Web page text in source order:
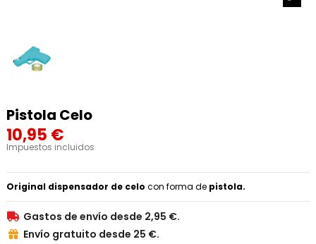
Pistola Celo
10,95 €
Impuestos incluidos
Original dispensador de celo con forma de pistola.
 Gastos de envío desde 2,95 €.
 Envío gratuito desde 25 €.